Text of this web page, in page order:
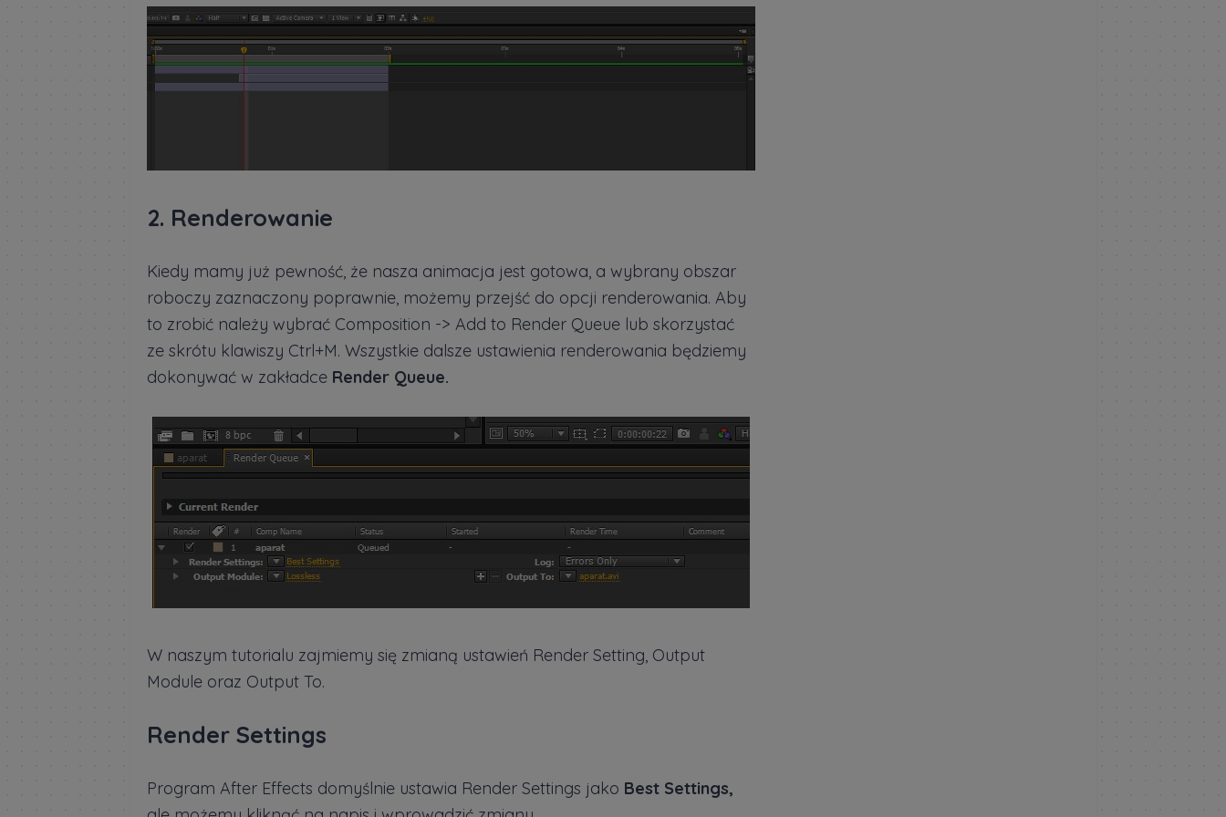
2. Renderowanie
Kiedy mamy już pewność, że nasza animacja jest gotowa, a wybrany obszar
roboczy zaznaczony poprawnie, możemy przejść do opcji renderowania. Aby
to zrobić należy wybrać Composition -> Add to Render Queue lub skorzystać
ze skrótu klawiszy Ctrl+M. Wszystkie dalsze ustawienia renderowania będziemy
dokonywać w zakładce Render Queue.
W naszym tutorialu zajmiemy się zmianą ustawień Render Setting, Output
Module oraz Output To.
Render Settings
Program After Effects domyślnie ustawia Render Settings jako Best Settings,